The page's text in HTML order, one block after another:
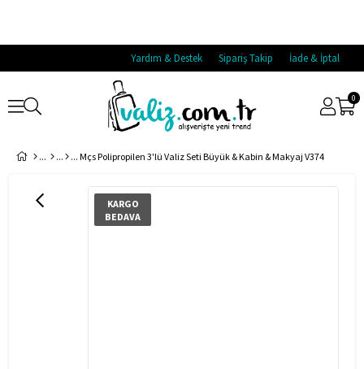
Yardım & Destek Sipariş Takip İade & İptal
0
Mçs Polipropilen 3'lü Valiz Seti Büyük & Kabin & Makyaj V374
KARGO
BEDAVA